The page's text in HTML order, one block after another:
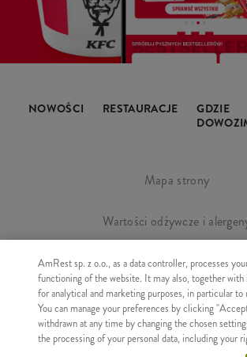
NOWOŚCI RESTAURACJE
GDZIE
Mapa strony
Wartości odżywcze i
Regulamin i polityka
Manage Cookies
Copyright © AmRest Sp. z o.o.
AmRest sp. z o.o., as a data controller, processes
functioning of the website. It may also, together
for analytical and marketing purposes, in particular
You can manage your preferences by clicking
withdrawn at any time by changing the chosen
the processing of your personal data, including your